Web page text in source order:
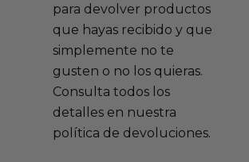
para devolver productos
que hayas recibido y que
simplemente no te
gusten o no los quieras.
Consulta todos los
detalles en nuestra
política de devoluciones.